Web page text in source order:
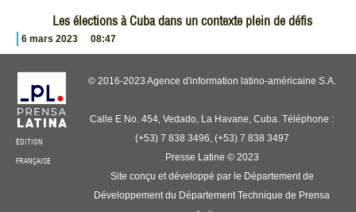
Les élections à Cuba dans un contexte plein de défis
6 mars 2023 08:47
ÉDITION
FRANÇAISE
© 2016-2023 Agence d'information latino-américaine S.A.
Calle E No. 454, Vedado, La Havane, Cuba. Téléphone :
(+53) 7 838 3496, (+53) 7 838 3497
Presse Latine © 2023
Site conçu et développé par le Département de
Développement du Département Technique de Prensa